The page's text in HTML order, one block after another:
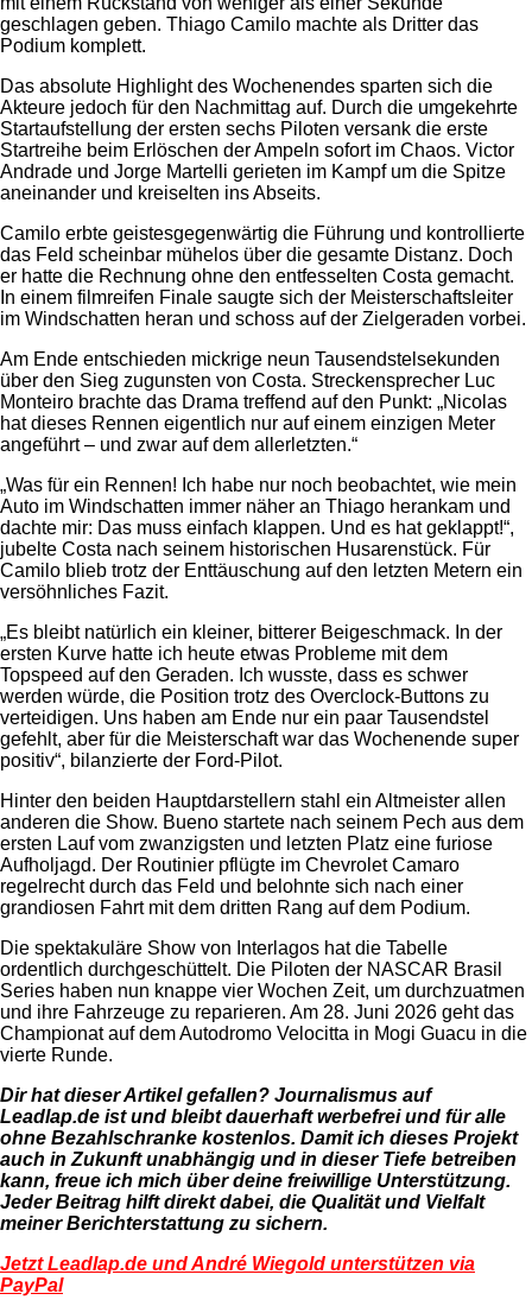
geschlagen geben. Thiago Camilo machte als Dritter das
Podium komplett.
Das absolute Highlight des Wochenendes sparten sich die
Akteure jedoch für den Nachmittag auf. Durch die umgekehrte
Startaufstellung der ersten sechs Piloten versank die erste
Startreihe beim Erlöschen der Ampeln sofort im Chaos. Victor
Andrade und Jorge Martelli gerieten im Kampf um die Spitze
aneinander und kreiselten ins Abseits.
Camilo erbte geistesgegenwärtig die Führung und kontrollierte
das Feld scheinbar mühelos über die gesamte Distanz. Doch
er hatte die Rechnung ohne den entfesselten Costa gemacht.
In einem filmreifen Finale saugte sich der Meisterschaftsleiter
im Windschatten heran und schoss auf der Zielgeraden vorbei.
Am Ende entschieden mickrige neun Tausendstelsekunden
über den Sieg zugunsten von Costa. Streckensprecher Luc
Monteiro brachte das Drama treffend auf den Punkt: „Nicolas
hat dieses Rennen eigentlich nur auf einem einzigen Meter
angeführt – und zwar auf dem allerletzten.“
„Was für ein Rennen! Ich habe nur noch beobachtet, wie mein
Auto im Windschatten immer näher an Thiago herankam und
dachte mir: Das muss einfach klappen. Und es hat geklappt!“,
jubelte Costa nach seinem historischen Husarenstück. Für
Camilo blieb trotz der Enttäuschung auf den letzten Metern ein
versöhnliches Fazit.
„Es bleibt natürlich ein kleiner, bitterer Beigeschmack. In der
ersten Kurve hatte ich heute etwas Probleme mit dem
Topspeed auf den Geraden. Ich wusste, dass es schwer
werden würde, die Position trotz des Overclock-Buttons zu
verteidigen. Uns haben am Ende nur ein paar Tausendstel
gefehlt, aber für die Meisterschaft war das Wochenende super
positiv“, bilanzierte der Ford-Pilot.
Hinter den beiden Hauptdarstellern stahl ein Altmeister allen
anderen die Show. Bueno startete nach seinem Pech aus dem
ersten Lauf vom zwanzigsten und letzten Platz eine furiose
Aufholjagd. Der Routinier pflügte im Chevrolet Camaro
regelrecht durch das Feld und belohnte sich nach einer
grandiosen Fahrt mit dem dritten Rang auf dem Podium.
Die spektakuläre Show von Interlagos hat die Tabelle
ordentlich durchgeschüttelt. Die Piloten der NASCAR Brasil
Series haben nun knappe vier Wochen Zeit, um durchzuatmen
und ihre Fahrzeuge zu reparieren. Am 28. Juni 2026 geht das
Championat auf dem Autodromo Velocitta in Mogi Guacu in die
vierte Runde.
Dir hat dieser Artikel gefallen? Journalismus auf
Leadlap.de ist und bleibt dauerhaft werbefrei und für alle
ohne Bezahlschranke kostenlos. Damit ich dieses Projekt
auch in Zukunft unabhängig und in dieser Tiefe betreiben
kann, freue ich mich über deine freiwillige Unterstützung.
Jeder Beitrag hilft direkt dabei, die Qualität und Vielfalt
meiner Berichterstattung zu sichern.
Jetzt Leadlap.de und André Wiegold unterstützen via
PayPal